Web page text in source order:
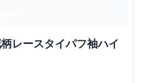
レースタイパフ袖ハイ